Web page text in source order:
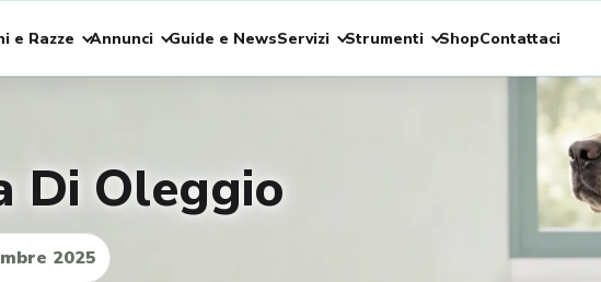
e Razze Annunci Guide e NewsServizi Strumenti ShopContattaci
Di Oleggio
2025